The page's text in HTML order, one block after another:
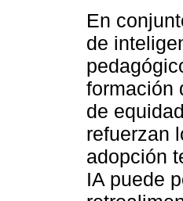
En
de
formación
de
refuerzan
adopción
IA puede